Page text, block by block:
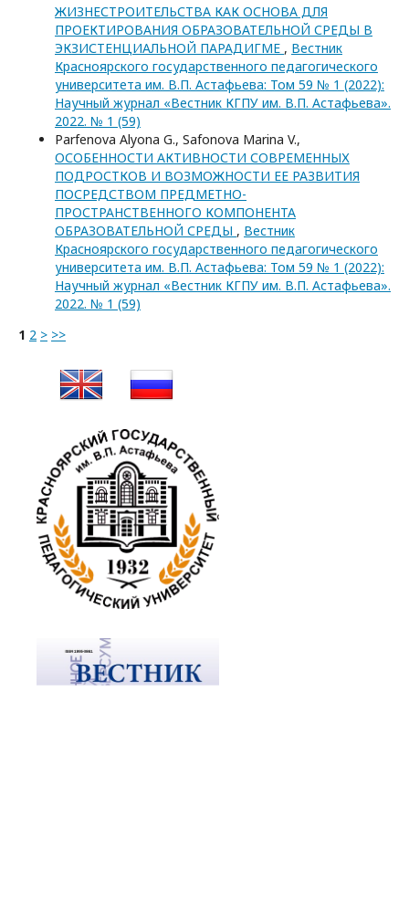
ЖИЗНЕСТРОИТЕЛЬСТВА КАК ОСНОВА ДЛЯ
ПРОЕКТИРОВАНИЯ ОБРАЗОВАТЕЛЬНОЙ СРЕДЫ В
ЭКЗИСТЕНЦИАЛЬНОЙ ПАРАДИГМЕ , Вестник
Красноярского государственного педагогического
университета им. В.П. Астафьева: Том 59 № 1 (2022):
Научный журнал «Вестник КГПУ им. В.П. Астафьева».
2022. № 1 (59)
Parfenova Alyona G., Safonova Marina V.,
ОСОБЕННОСТИ АКТИВНОСТИ СОВРЕМЕННЫХ
ПОДРОСТКОВ И ВОЗМОЖНОСТИ ЕЕ РАЗВИТИЯ
ПОСРЕДСТВОМ ПРЕДМЕТНО-
ПРОСТРАНСТВЕННОГО КОМПОНЕНТА
ОБРАЗОВАТЕЛЬНОЙ СРЕДЫ , Вестник
Красноярского государственного педагогического
университета им. В.П. Астафьева: Том 59 № 1 (2022):
Научный журнал «Вестник КГПУ им. В.П. Астафьева».
2022. № 1 (59)
1 2 > >>